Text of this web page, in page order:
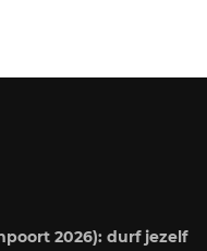
2026): durf jezelf